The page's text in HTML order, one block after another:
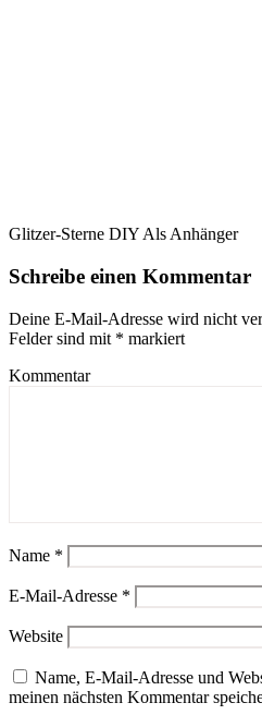
Glitzer-Sterne DIY Als Anhänger
Schreibe einen Kommentar
Deine E-Mail-Adresse wird nicht
Felder sind mit * markiert
Kommentar
Name *
E-Mail-Adresse *
Website
Name, E-Mail-Adresse und
meinen nächsten Kommentar